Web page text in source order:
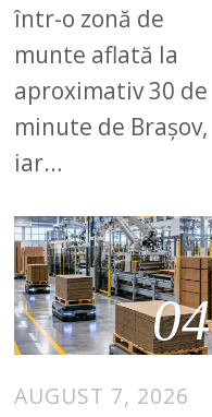
într-o zonă de
munte aflată la
aproximativ 30 de
minute de Brașov,
iar…
04
AUGUST 7, 2026